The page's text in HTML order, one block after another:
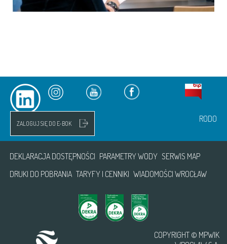
ZALOGUJ SIĘ DO E-BOK
DEKLARACJA DOSTĘPNOŚCI PARAMETRY WODY SERWIS MAP
DRUKI DO POBRANIA TARYFY I CENNIKI WIADOMOŚCI WROCŁAW
RODO
COPYRIGHT © MPWIK